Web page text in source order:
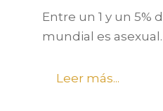
Entre un 1 y un 5%
mundial es
Leer más...